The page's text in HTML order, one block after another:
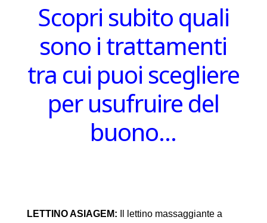
Scopri subito quali
sono i trattamenti
tra cui puoi scegliere
per usufruire del
buono…
LETTINO ASIAGEM:
Il lettino massaggiante a